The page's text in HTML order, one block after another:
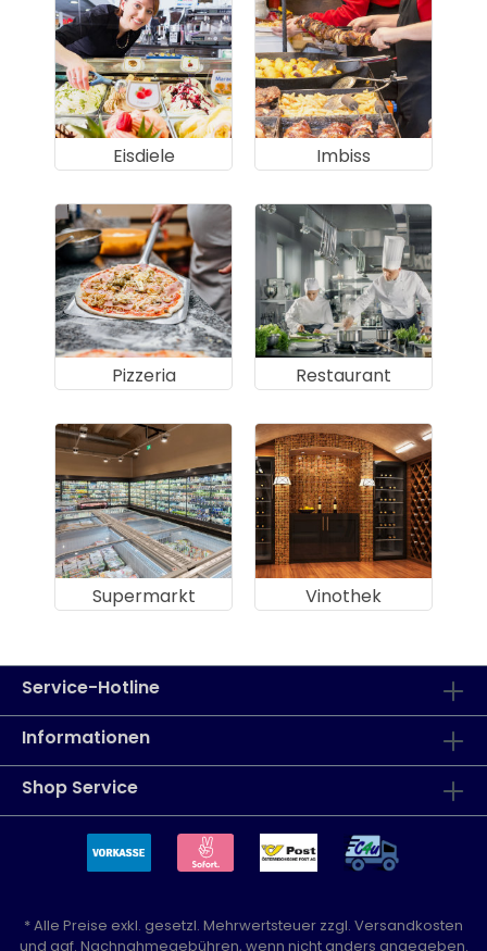
Eisdiele Imbiss
Pizzeria Restaurant
Supermarkt Vinothek
Service-Hotline
Informationen
Shop Service
* Alle Preise exkl. gesetzl. Mehrwertsteuer zzgl. Versandkosten
und ggf. Nachnahmegebühren, wenn nicht anders angegeben.